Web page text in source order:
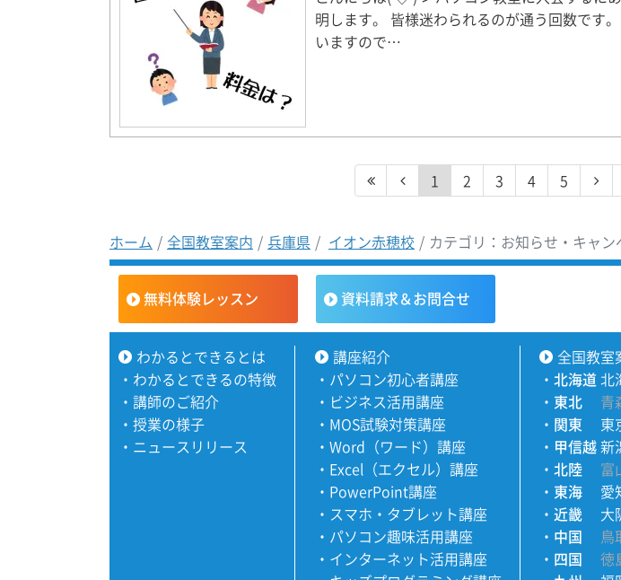
明します。 皆様迷わられるのが通う回数です
いますので…
1 2 3 4 5
ホーム 全国教室案内 兵庫県 イオン赤穂校 カテゴリ：お知らせ・キャン
無料体験レッスン 資料請求＆お問合せ
わかるとできるとは
・ わかるとできるの特徴
・ 講師のご紹介
・ 授業の様子
・ ニュースリリース
講座紹介
・ パソコン初心者講座
・ ビジネス活用講座
・ MOS試験対策講座
・ Word（ワード）講座
・ Excel（エクセル）講座
・ PowerPoint講座
・ スマホ・タブレット講座
・ パソコン趣味活用講座
・ インターネット活用講座
全国教室
・北海道 北
・ 東北 青
・ 関東 東
・ 甲信越新
・北陸 富
・ 東海 愛
・近畿 大
・ 中国 鳥
・ 四国 徳